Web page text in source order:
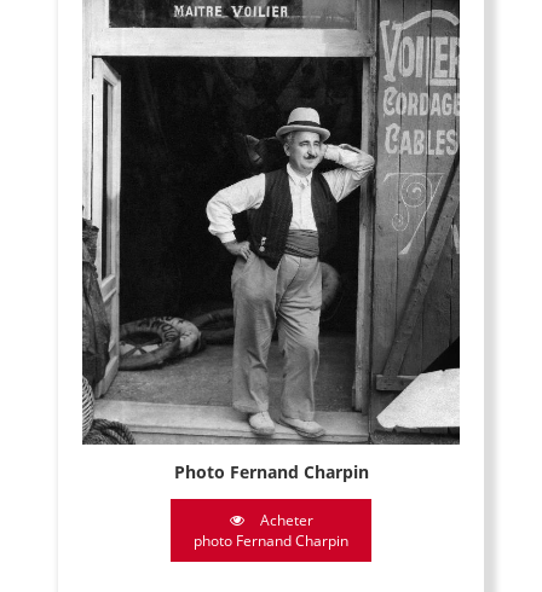
Photo Fernand Charpin
Acheter
photo Fernand Charpin